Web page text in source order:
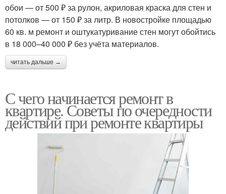
обои — от 500 ₽ за рулон, акриловая краска для стен и
потолков — от 150 ₽ за литр. В новостройке площадью
60 кв. м ремонт и оштукатуривание стен могут обойтись
в 18 000–40 000 ₽ без учёта материалов.
читать дальше →
С чего начинается ремонт в
квартире. Советы по очередности
действий при ремонте квартиры